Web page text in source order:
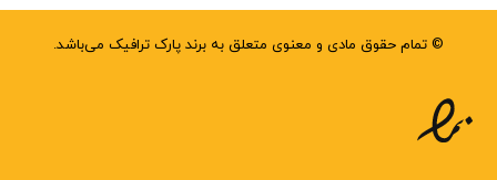
© تمام حقوق مادی و معنوی متعلق به برند پارک ترافیک می‌باشد.